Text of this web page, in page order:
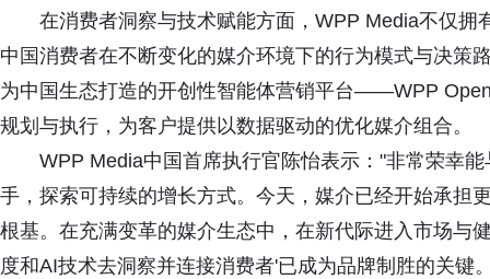
在消费者洞察与技术赋能方面，WPP Media不仅
中国消费者在不断变化的媒介环境下的行为模式与决策
为中国生态打造的开创性智能体营销平台——WPP
规划与执行，为客户提供以数据驱动的优化媒介组合。
WPP Media中国首席执行官陈怡表示："非常荣幸
手，探索可持续的增长方式。今天，媒介已经开始承担
根基。在充满变革的媒介生态中，在新代际进入市场与
度和AI技术去洞察并连接消费者'已成为品牌制胜的关键